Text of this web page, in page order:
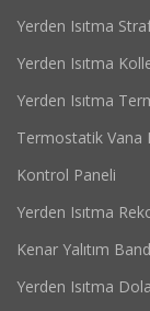
Yerden Isıtma
Yerden Isıtma
Yerden Isıtma
Termostatik Vana
Kontrol Paneli
Yerden Isıtma
Kenar Yalıtım
Yerden Isıtma